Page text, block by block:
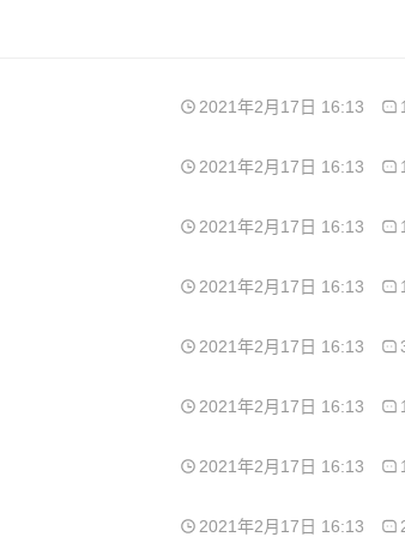
2021年2月17日 16:13
2021年2月17日 16:13
2021年2月17日 16:13
2021年2月17日 16:13
2021年2月17日 16:13
2021年2月17日 16:13
2021年2月17日 16:13
2021年2月17日 16:13